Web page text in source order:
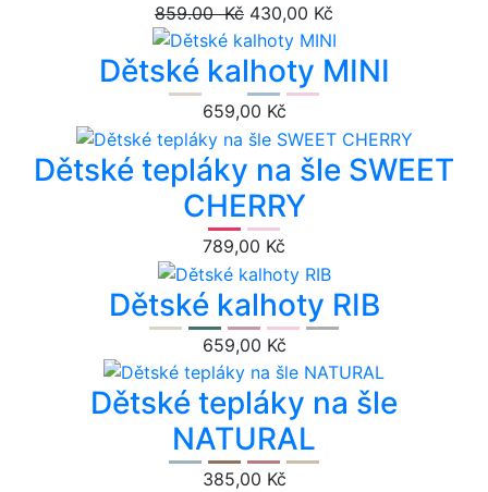
859.00 Kč 430,00 Kč
Dětské kalhoty MINI
659,00 Kč
Dětské tepláky na šle SWEET
CHERRY
789,00 Kč
Dětské kalhoty RIB
659,00 Kč
Dětské tepláky na šle
NATURAL
385,00 Kč